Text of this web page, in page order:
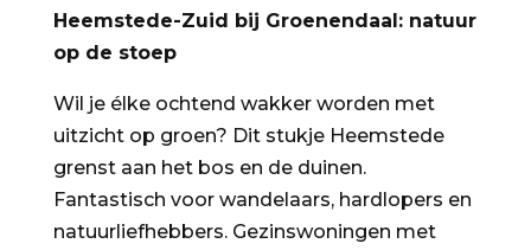
Heemstede-Zuid bij Groenendaal: natuur
op de stoep
Wil je élke ochtend wakker worden met
uitzicht op groen? Dit stukje Heemstede
grenst aan het bos en de duinen.
Fantastisch voor wandelaars, hardlopers en
natuurliefhebbers. Gezinswoningen met